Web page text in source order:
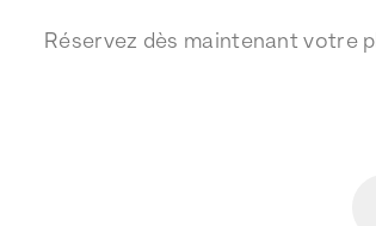
Réservez dès maintenant votre